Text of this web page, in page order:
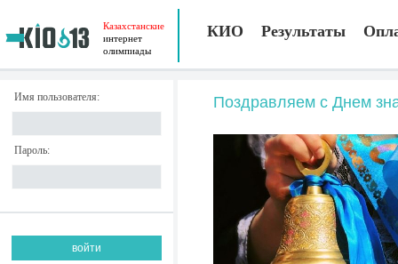
Казахстанские
интернет
олимпиады
КИО Результаты
Имя пользователя:
Пароль:
Поздравляем с Днем